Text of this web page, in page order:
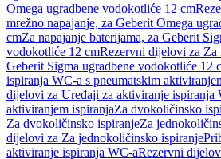
Omega ugradbene vodokotliće 12 cm
mrežno napajanje, za Geberit Omega
cmZa napajanje baterijama, za Geberit
vodokotliće 12 cmRezervni dijelovi za Za
Geberit Sigma ugradbene vodokotliće 12
ispiranja WC-a s pneumatskim
dijelovi za Uređaji za aktiviranje ispiranja
aktiviranjem ispiranjaZa dvokoličinsko
Za dvokoličinsko ispiranjeZa
dijelovi za Za jednokoličinsko ispiranje
aktiviranje ispiranja WC-aRezervni